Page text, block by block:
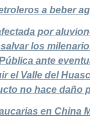
a beber
por
los
ante
el Valle del
no hace daño
en China